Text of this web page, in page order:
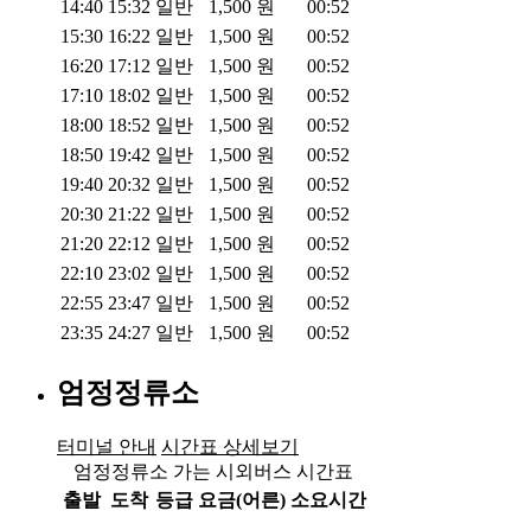
14:40 15:32 일반 1,500 원
00:52
15:30 16:22 일반 1,500 원
00:52
16:20 17:12 일반 1,500 원
00:52
17:10 18:02 일반 1,500 원
00:52
18:00 18:52 일반 1,500 원
00:52
18:50 19:42 일반 1,500 원
00:52
19:40 20:32 일반 1,500 원
00:52
20:30 21:22 일반 1,500 원
00:52
21:20 22:12 일반 1,500 원
00:52
22:10 23:02 일반 1,500 원
00:52
22:55 23:47 일반 1,500 원
00:52
23:35 24:27 일반 1,500 원 00:52
엄정정류소
터미널 안내 시간표 상세보기
엄정정류소 가는 시외버스 시간표
출발 도착 등급 요금(어른) 소요시간